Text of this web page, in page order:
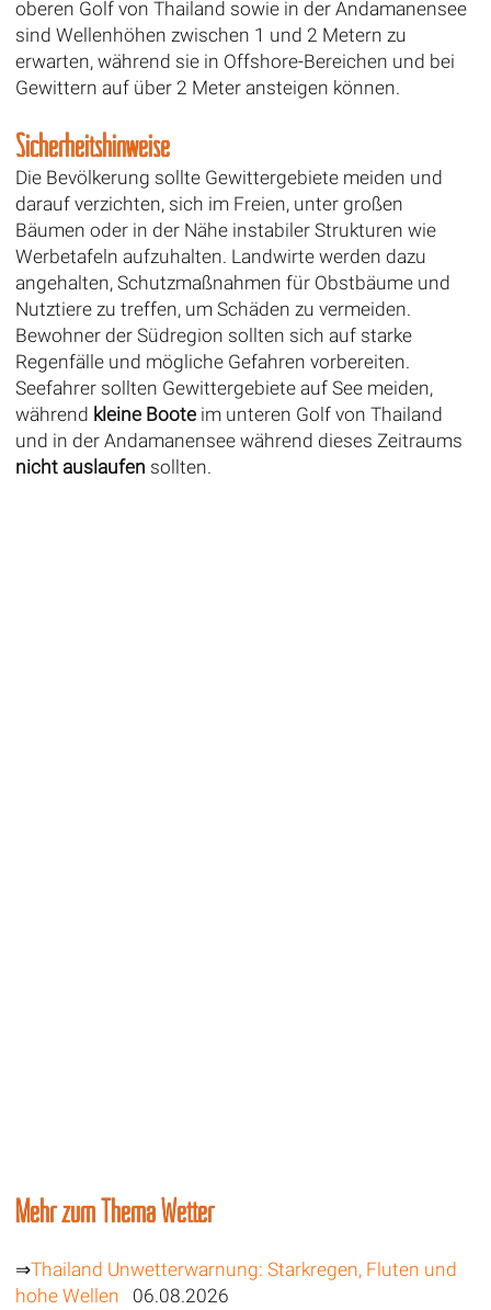
oberen Golf von Thailand sowie in der Andamanensee
sind Wellenhöhen zwischen 1 und 2 Metern zu
erwarten, während sie in Offshore-Bereichen und bei
Gewittern auf über 2 Meter ansteigen können.
Sicherheitshinweise
Die Bevölkerung sollte Gewittergebiete meiden und
darauf verzichten, sich im Freien, unter großen
Bäumen oder in der Nähe instabiler Strukturen wie
Werbetafeln aufzuhalten. Landwirte werden dazu
angehalten, Schutzmaßnahmen für Obstbäume und
Nutztiere zu treffen, um Schäden zu vermeiden.
Bewohner der Südregion sollten sich auf starke
Regenfälle und mögliche Gefahren vorbereiten.
Seefahrer sollten Gewittergebiete auf See meiden,
während kleine Booteim unteren Golf von Thailand
und in der Andamanensee während dieses Zeitraums
nicht auslaufen sollten.
Mehr zum Thema Wetter
⇒Thailand Unwetterwarnung: Starkregen, Fluten und
hohe Wellen 06.08.2026